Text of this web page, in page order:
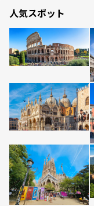
人気スポット